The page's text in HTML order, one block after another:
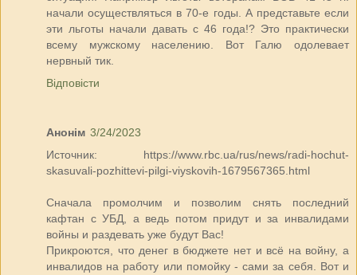
начали осуществляться в 70-е годы. А представьте если
эти льготы начали давать с 46 года!? Это практически
всему мужскому населению. Вот Галю одолевает
нервный тик.
Відповісти
Анонім 3/24/2023
Источник: https://www.rbc.ua/rus/news/radi-hochut-
skasuvali-pozhittevi-pilgi-viyskovih-1679567365.html
Сначала промолчим и позволим снять последний
кафтан с УБД, а ведь потом придут и за инвалидами
войны и раздевать уже будут Вас!
Прикроются, что денег в бюджете нет и всё на войну, а
инвалидов на работу или помойку - сами за себя. Вот и